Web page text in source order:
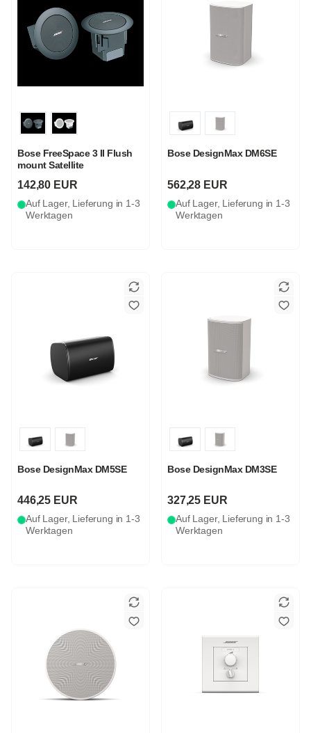
Bose FreeSpace 3 II Flush
mount Satellite
142,80 EUR
Auf Lager, Lieferung in 1-3
Werktagen
Bose DesignMax DM6SE
562,28 EUR
Auf Lager, Lieferung in 1-3
Werktagen
Bose DesignMax DM5SE
446,25 EUR
Auf Lager, Lieferung in 1-3
Werktagen
Bose DesignMax DM3SE
327,25 EUR
Auf Lager, Lieferung in 1-3
Werktagen